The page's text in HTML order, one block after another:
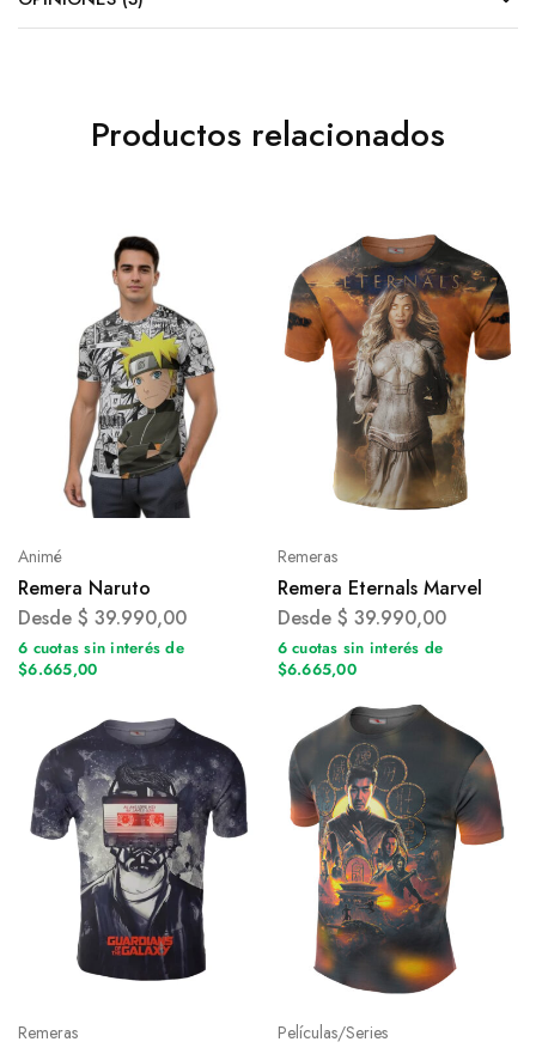
Productos relacionados
Animé
Remera Naruto
Desde $ 39.990,00
6 cuotas sin interés de
$6.665,00
Remeras
Remera Eternals Marvel
Desde $ 39.990,00
6 cuotas sin interés de
$6.665,00
Remeras Películas/Series